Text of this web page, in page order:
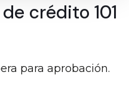
crédito 101
para aprobación.